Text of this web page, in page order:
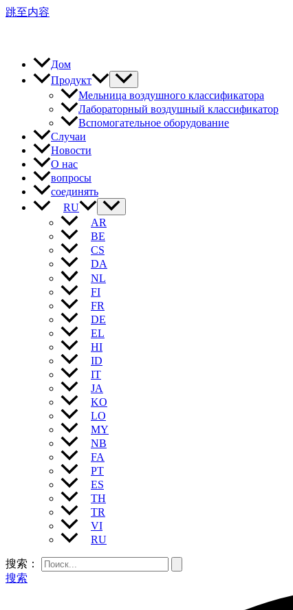
跳至内容
Дом
Продукт
Мельница воздушного классификатора
Лабораторный воздушный классификатор
Вспомогательное оборудование
Случаи
Новости
О нас
вопросы
соединять
RU
AR
BE
CS
DA
NL
FI
FR
DE
EL
HI
ID
IT
JA
KO
LO
MY
NB
FA
PT
ES
TH
TR
VI
RU
搜索：
搜索